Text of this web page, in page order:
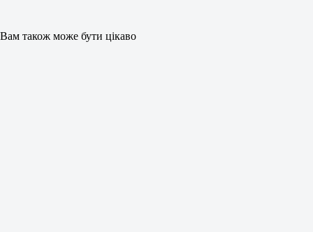
Вам також може бути цікаво